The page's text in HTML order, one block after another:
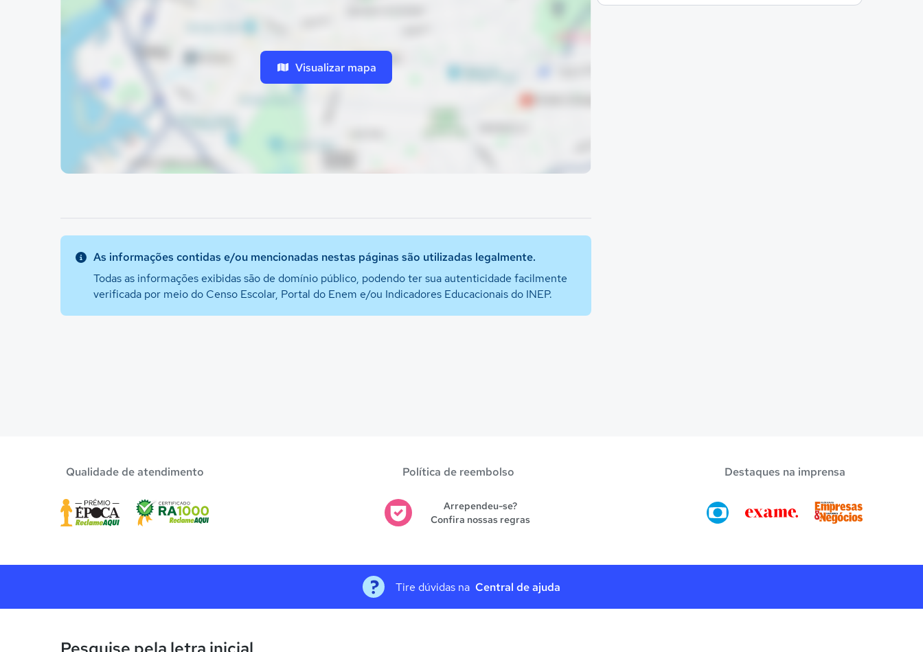
Visualizar mapa
As informações contidas e/ou mencionadas nestas páginas são utilizadas legalmente.
Todas as informações exibidas são de domínio público, podendo ter sua autenticidade facilmente
verificada por meio do Censo Escolar, Portal do Enem e/ou Indicadores Educacionais do INEP.
Qualidade de atendimento Política de reembolso
Arrependeu-se?
Confira nossas regras
Destaques na imprensa
Tire dúvidas na Central de ajuda